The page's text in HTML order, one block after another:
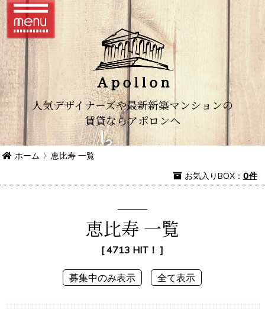
人気デザイナーズや最新新築マンションの
賃貸ならアポロンへ
ホーム 〉恵比寿 一覧
お気入りBOX： 0件
恵比寿 一覧
[ 4713 HIT！ ]
募集中のみ表示 全て表示